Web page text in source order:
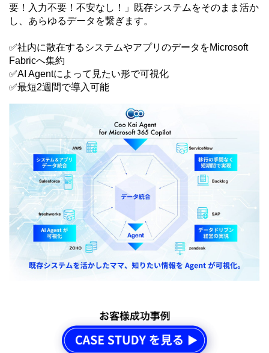
要！入力不要！不安なし！」既存システムをそのまま活か
し、あらゆるデータを繋ぎます。
✅社内に散在するシステムやアプリのデータをMicrosoft
Fabricへ集約
✅AI Agentによって見たい形で可視化
✅最短2週間で導入可能